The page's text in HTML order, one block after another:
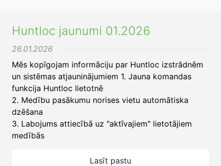
Huntloc jaunumi 01.2026
26.01.2026
Mēs kopīgojam informāciju par Huntloc izstrādnēm
un sistēmas atjauninājumiem 1. Jauna komandas
funkcija Huntloc lietotnē
2. Medību pasākumu norises vietu automātiska
dzēšana
3. Labojums attiecībā uz "aktīvajiem" lietotājiem
medībās
Lasīt pastu